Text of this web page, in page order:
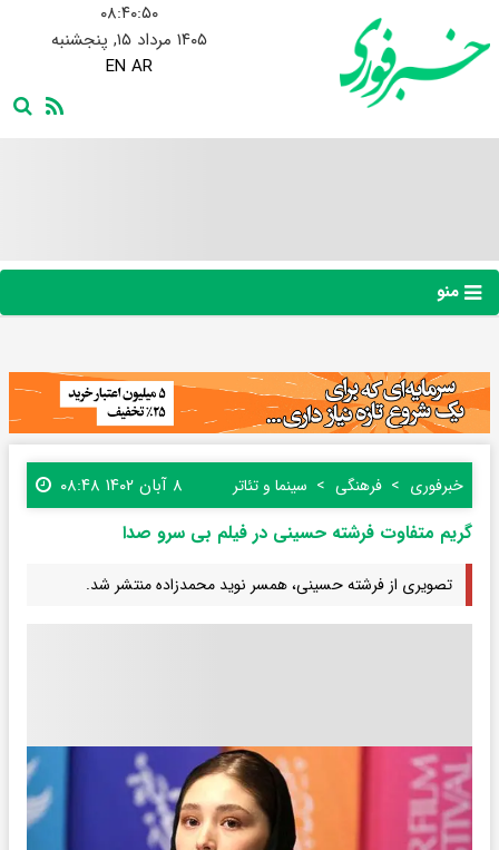
۰۸:۴۰:۵۱
۱۴۰۵ مرداد ۱۵, پنجشنبه
EN AR
منو
خبرفوری فرهنگی سینما و تئاتر ۸ آبان ۱۴۰۲ ۰۸:۴۸
گریم متفاوت فرشته حسینی در فیلم بی سرو صدا
تصویری از فرشته حسینی، همسر نوید محمدزاده منتشر شد.